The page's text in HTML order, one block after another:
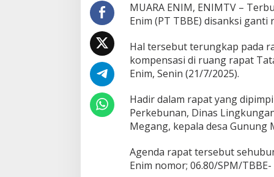
P
m
e
r
s
a
n
L
h
a
n
MUARA ENIM, ENIMTV –
Enim (PT TBBE) disanksi
Hal tersebut terungkap pada
kompensasi di ruang rapat
Enim, Senin (21/7/2025).
Hadir dalam rapat yang
Perkebunan, Dinas
Megang, kepala desa Gunung
Agenda rapat tersebut
Enim nomor; 06.80/SPM/